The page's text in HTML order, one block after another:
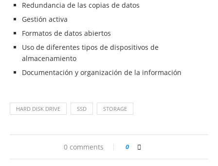
Redundancia de las copias de datos
Gestión activa
Formatos de datos abiertos
Uso de diferentes tipos de dispositivos de
almacenamiento
Documentación y organización de la información
HARD DISK DRIVE SSD STORAGE
0 comments 0